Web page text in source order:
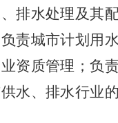
排水处理及其
责城市计划用
资质管理；负
水、排水行业